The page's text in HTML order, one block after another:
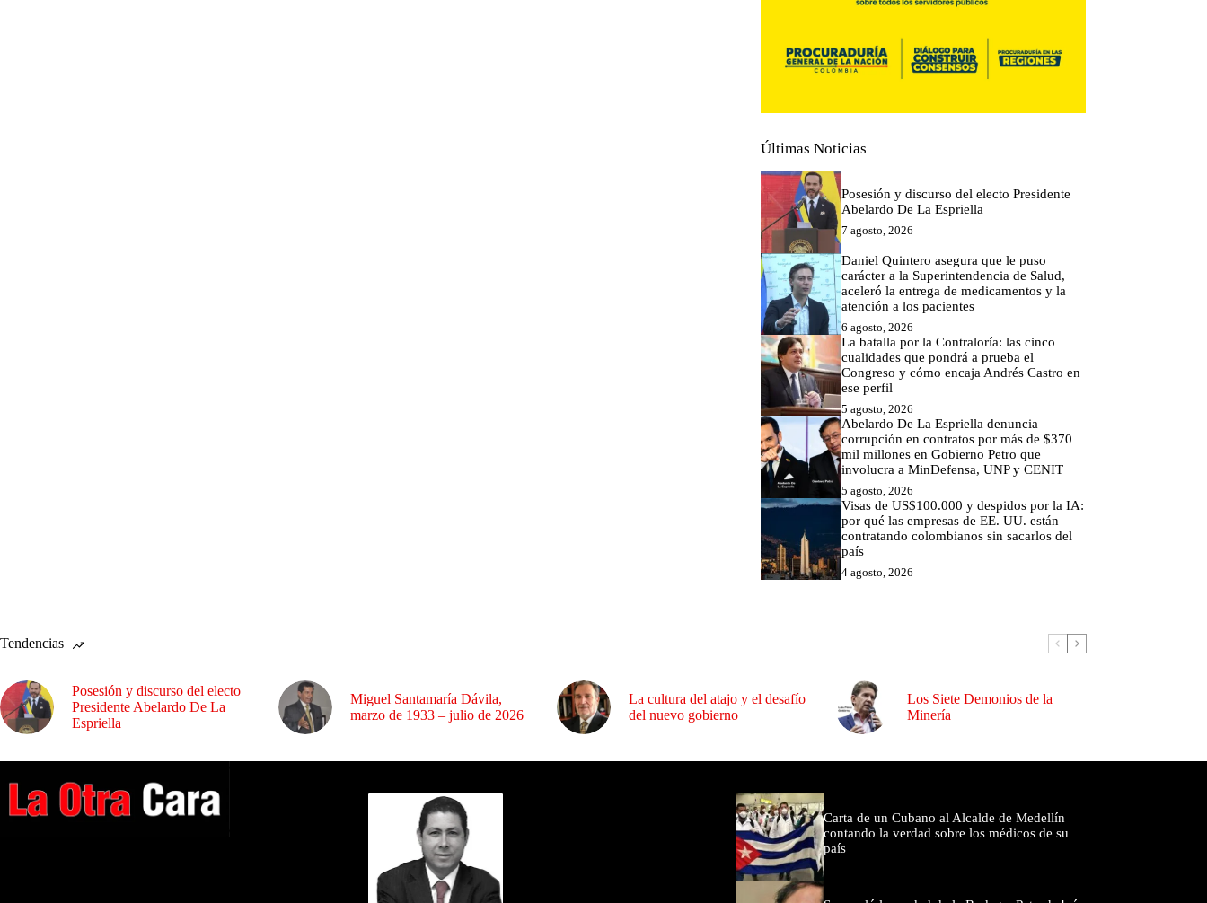
Últimas Noticias
Posesión y discurso del electo Presidente
Abelardo De La Espriella
7 agosto, 2026
Daniel Quintero asegura que le puso
carácter a la Superintendencia de Salud,
aceleró la entrega de medicamentos y la
atención a los pacientes
6 agosto, 2026
La batalla por la Contraloría: las cinco
cualidades que pondrá a prueba el
Congreso y cómo encaja Andrés Castro en
ese perfil
5 agosto, 2026
Abelardo De La Espriella denuncia
corrupción en contratos por más de $370
mil millones en Gobierno Petro que
involucra a MinDefensa, UNP y CENIT
5 agosto, 2026
Visas de US$100.000 y despidos por la IA:
por qué las empresas de EE. UU. están
contratando colombianos sin sacarlos del
país
4 agosto, 2026
Tendencias
Posesión y discurso del electo
Presidente Abelardo De La
Espriella
Miguel Santamaría Dávila,
marzo de 1933 – julio de 2026
La cultura del atajo y el desafío
del nuevo gobierno
Los Siete Demonios de la
Minería
Carta de un Cubano al Alcalde de Medellín
contando la verdad sobre los médicos de su
país